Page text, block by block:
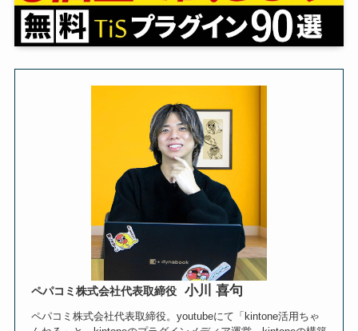
ペパコミ株式会社代表取締役 小川 喜句
ペパコミ株式会社代表取締役。youtubeにて「kintone活用ちゃ